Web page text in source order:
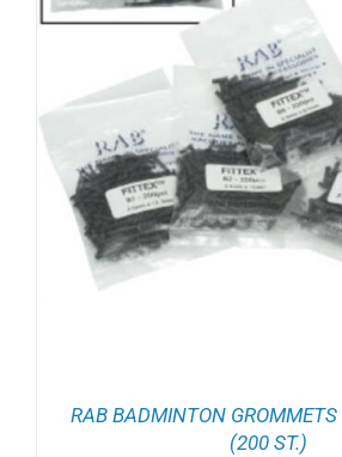
RAB BADMINTON
(200 ST.)